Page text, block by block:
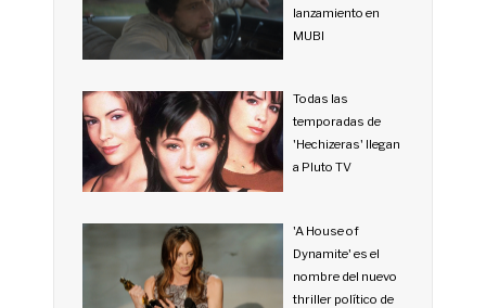
lanzamiento en
MUBI
Todas las
temporadas de
'Hechizeras' llegan
a Pluto TV
'A House of
Dynamite' es el
nombre del nuevo
thriller político de